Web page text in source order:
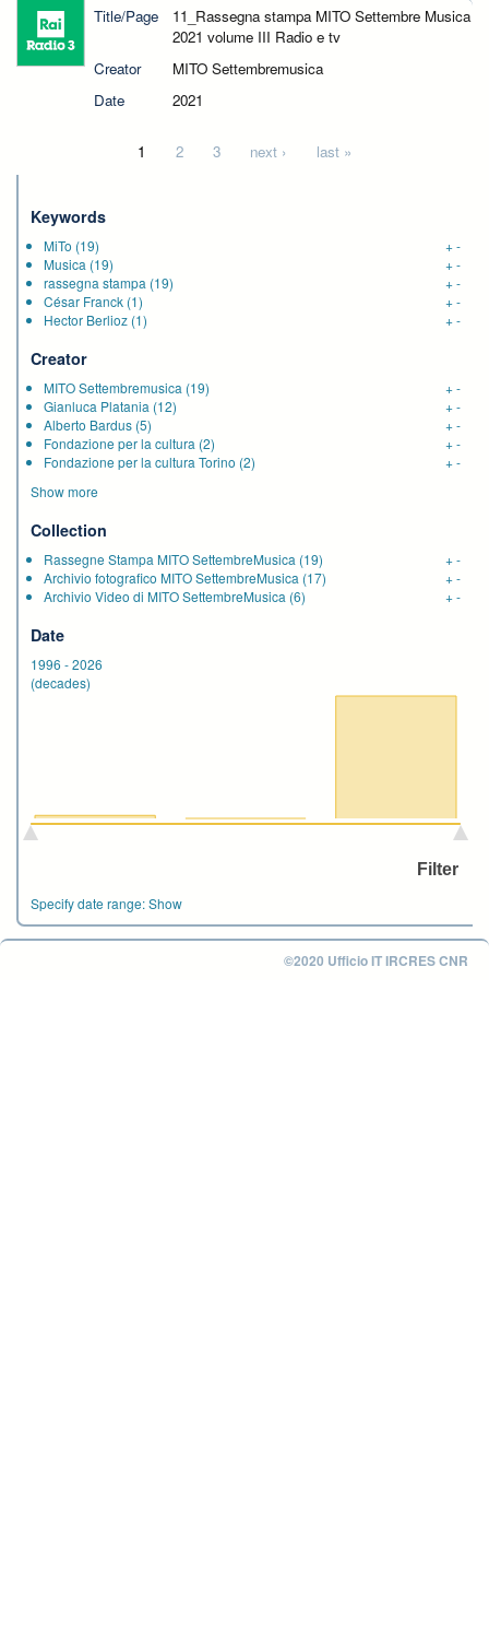
Title/Page
11_Rassegna stampa MITO Settembre Musica
2021 volume III Radio e tv
Creator
MITO Settembremusica
Date
2021
1 2 3 next › last »
Keywords
MiTo (19) +-
Musica (19) +-
rassegna stampa (19) +-
César Franck (1) +-
Hector Berlioz (1) +-
Creator
MITO Settembremusica (19) +-
Gianluca Platania (12) +-
Alberto Bardus (5) +-
Fondazione per la cultura (2) +-
Fondazione per la cultura Torino (2) +-
Show more
Collection
Rassegne Stampa MITO SettembreMusica (19) +-
Archivio fotografico MITO SettembreMusica (17) +-
Archivio Video di MITO SettembreMusica (6) +-
Date
1996 -2026
(decades)
Specify date range:Show
©2020 Ufficio IT IRCRES CNR